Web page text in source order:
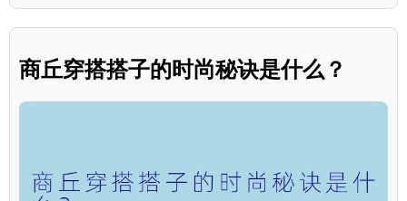
商丘穿搭搭子的时尚秘诀是什么？